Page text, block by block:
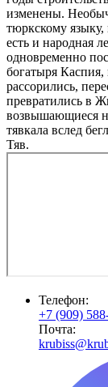
изменены.
тюркскому
есть и народная
одновременно
богатыря Каспия,
рассорились,
превратились в
возвышающиеся
тявкала вслед
Тяв.
Телефон:
+7 (909)
Почта: